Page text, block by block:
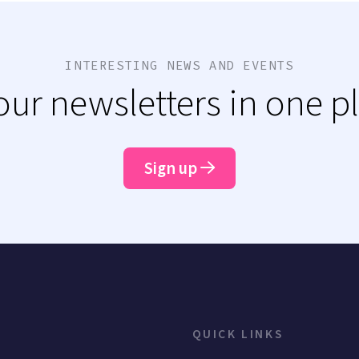
INTERESTING NEWS AND EVENTS
newsletters in one
Sign up
QUICK LINKS